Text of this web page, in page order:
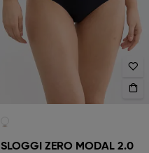
SLOGGI ZERO MODAL 2.0